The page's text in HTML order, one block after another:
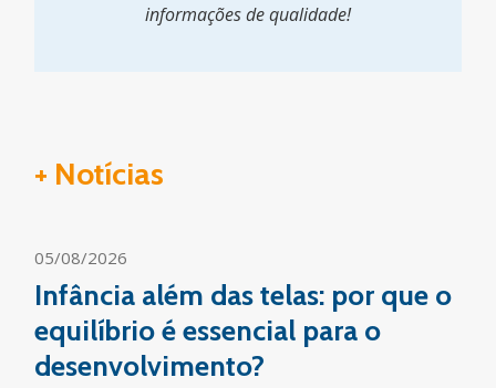
informações de qualidade!
+ Notícias
05/08/2026
Infância além das telas: por que o
equilíbrio é essencial para o
desenvolvimento?